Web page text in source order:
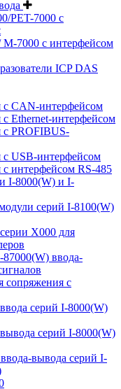
PET-7000 с
7000 с интерфейсом
ICP DAS
CAN-интерфейсом
Ethernet-интерфейсом
PROFIBUS-
USB-интерфейсом
интерфейсом RS-485
I-8000(W) и I-
серий I-8100(W)
X000 для
ввода-
сопряжения с
серий I-8000(W)
серий I-8000(W)
вывода серий I-